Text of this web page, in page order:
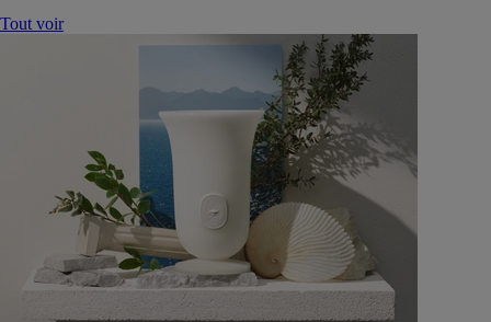
Tout voir